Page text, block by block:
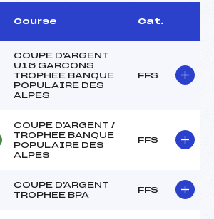
Course Cat.
COUPE D'ARGENT
U16 GARCONS
TROPHEE BANQUE
POPULAIRE DES
ALPES
FFS
COUPE D'ARGENT /
TROPHEE BANQUE
POPULAIRE DES
ALPES
FFS
COUPE D'ARGENT
TROPHEE BPA
FFS